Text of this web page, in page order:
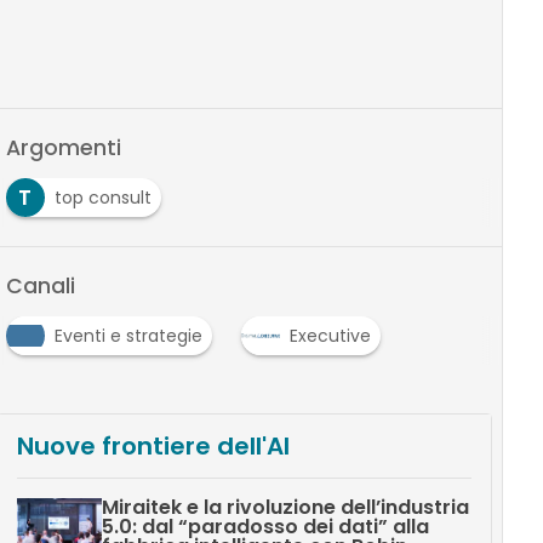
Argomenti
T
top consult
Canali
Eventi e strategie Executive
Nuove frontiere dell'AI
Miraitek e la rivoluzione dell’industria
5.0: dal “paradosso dei dati” alla